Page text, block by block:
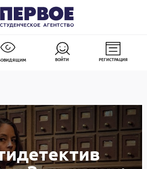
ВОЙТИ РЕГИСТРАЦИЯ